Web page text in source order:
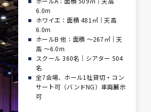
6.0m
ホワイエ：面積 481㎡｜天高
6.0m
ホールB 他：面積 ～267㎡｜天
高 ～6.0m
スクール 360名｜シアター 504
名
全7会場、ホール1社貸切・コン
サート可（バンドNG）車両展示
可